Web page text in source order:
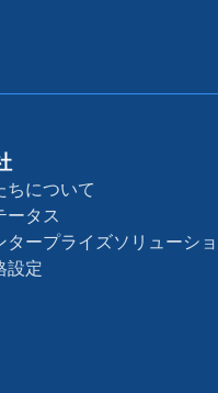
ちについて
ータス
タープライズソリューシ
設定